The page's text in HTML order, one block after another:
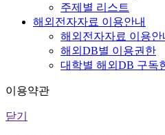
주제별 리스트
해외전자자료 이용안내
해외전자자료 이용안
해외DB별 이용권한
대학별 해외DB 구독
이용약관
닫기